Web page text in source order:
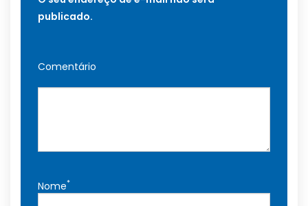
publicado.
Comentário
Nome*